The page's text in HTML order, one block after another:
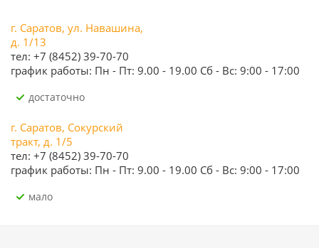
г. Саратов, ул. Навашина,
д. 1/13
тел: +7 (8452) 39-70-70
график работы: Пн - Пт: 9.00 - 19.00 Сб - Вс: 9:00 - 17:00
Достаточно
г. Саратов, Сокурский
тракт, д. 1/5
тел: +7 (8452) 39-70-70
график работы: Пн - Пт: 9.00 - 19.00 Сб - Вс: 9:00 - 17:00
Мало